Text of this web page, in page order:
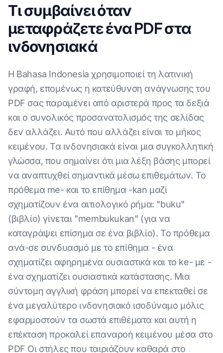
Τι συμβαίνει όταν
μεταφράζετε ένα PDF στα
ινδονησιακά
Η Bahasa Indonesia χρησιμοποιεί τη λατινική
γραφή, επομένως η κατεύθυνση ανάγνωσης του
PDF σας παραμένει από αριστερά προς τα δεξιά
και ο συνολικός προσανατολισμός της σελίδας
δεν αλλάζει. Αυτό που αλλάζει είναι το μήκος
κειμένου. Τα ινδονησιακά είναι μια συγκολλητική
γλώσσα, που σημαίνει ότι μια λέξη βάσης μπορεί
να αναπτυχθεί σημαντικά μέσω επιθεμάτων. Το
πρόθεμα me- και το επίθημα -kan μαζί
σχηματίζουν ένα αιτιολογικό ρήμα: "buku"
(βιβλίο) γίνεται "membukukan" (για να
καταγράψει επίσημα σε ένα βιβλίο). Το πρόθεμα
ανά-σε συνδυασμό με το επίθημα - ένα
σχηματίζει αφηρημένα ουσιαστικά και το ke- με -
ένα σχηματίζει ουσιαστικά κατάστασης. Μια
σύντομη αγγλική φράση μπορεί να επεκταθεί σε
ένα μεγαλύτερο ινδονησιακό ισοδύναμο μόλις
εφαρμοστούν τα σωστά επιθέματα και αυτή η
επέκταση προκαλεί επαναροή κειμένου μέσα στο
PDF Οι στήλες που ταιριάζουν καθαρά στο